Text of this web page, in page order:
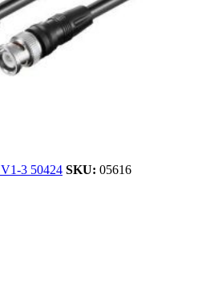
3 50424 SKU: 05616